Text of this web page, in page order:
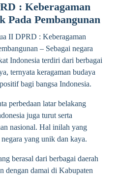
: Keberagaman
Pada Pembangunan
II DPRD : Keberagaman
– Sebagai negara
Indonesia terdiri dari berbagai
ternyata keragaman budaya
bagi bangsa Indonesia.
perbedaan latar belakang
juga turut serta
nasional. Hal inilah yang
yang unik dan kaya.
berasal dari berbagai daerah
dengan damai di Kabupaten